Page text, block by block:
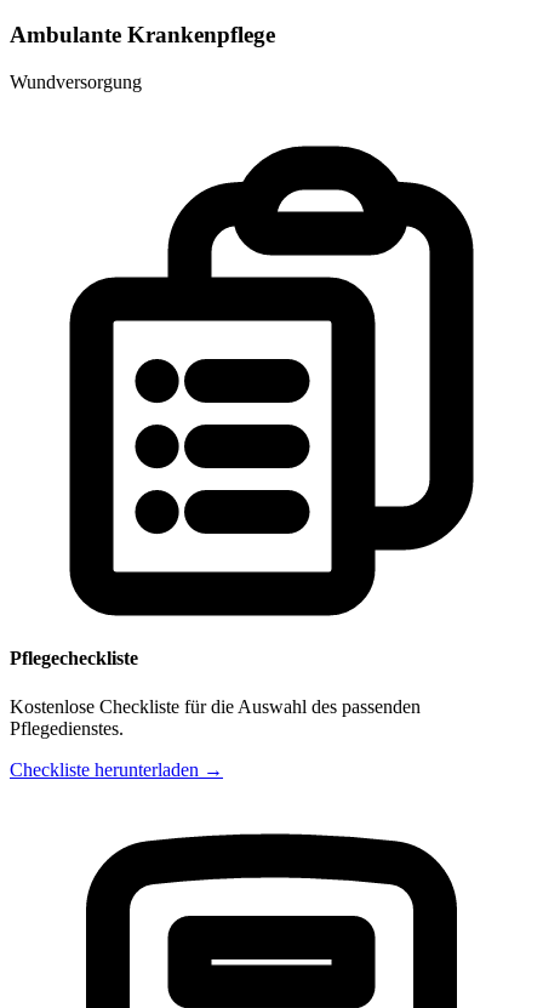
Ambulante Krankenpflege
Wundversorgung
Pflegecheckliste
Kostenlose Checkliste für die Auswahl des passenden
Pflegedienstes.
Checkliste herunterladen →